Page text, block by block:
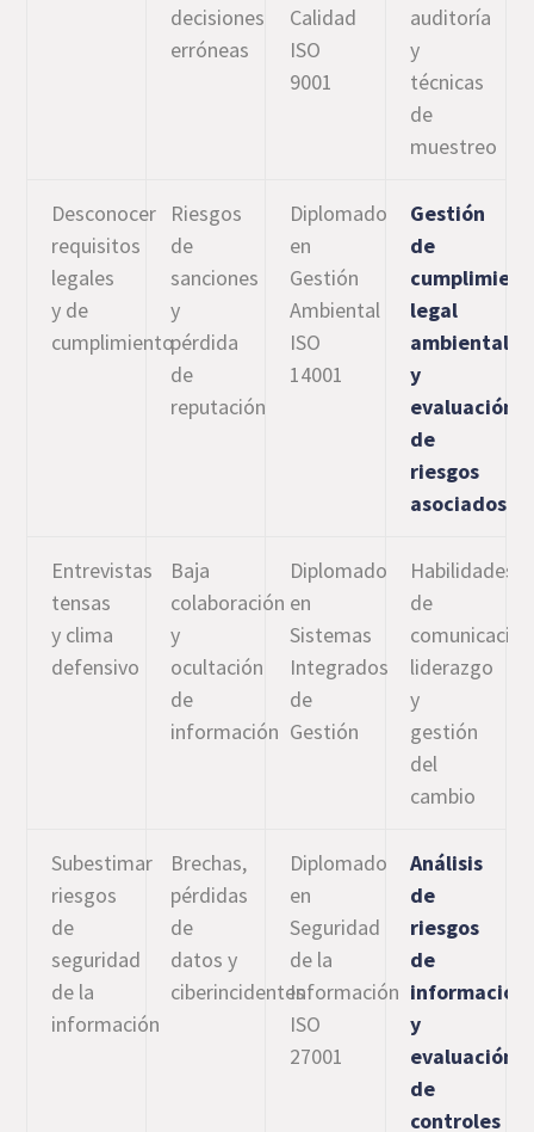
decisiones
erróneas
Calidad
ISO
9001
auditoría
y
técnicas
de
muestreo
Desconocer
requisitos
legales
y de
cumplimiento
Riesgos
de
sanciones
y
pérdida
de
reputación
Diplomado
en
Gestión
Ambiental
ISO
14001
Gestión
de
legal
ambiental
y
evaluación
de
riesgos
asociados
Entrevistas
tensas
y clima
defensivo
Baja
colaboración
y
ocultación
de
información
Diplomado
en
Sistemas
Integrados
de
Gestión
Habilidades
de
liderazgo
y
gestión
del
cambio
Subestimar
riesgos
de
seguridad
de la
información
Brechas,
pérdidas
de
datos y
ciberincidentes
Diplomado
en
Seguridad
de la
Información
ISO
27001
Análisis
de
riesgos
de
información
y
evaluación
de
controles